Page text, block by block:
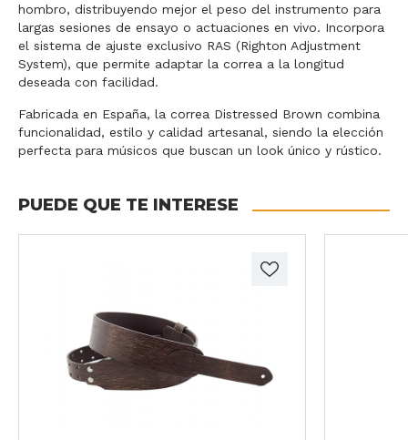
hombro, distribuyendo mejor el peso del instrumento para
largas sesiones de ensayo o actuaciones en vivo. Incorpora
el sistema de ajuste exclusivo RAS (Righton Adjustment
System), que permite adaptar la correa a la longitud
deseada con facilidad.
Fabricada en España, la correa Distressed Brown combina
funcionalidad, estilo y calidad artesanal, siendo la elección
perfecta para músicos que buscan un look único y rústico.
PUEDE QUE TE INTERESE